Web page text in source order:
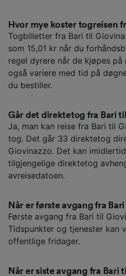
Hvor mye koster togreisen
Togbilletter fra Bari til
som 15,01 kr når du
regel dyrere når de kjøpes på
også variere med tid på
du bestiller.
Går det direktetog fra Bari
Ja, man kan reise fra Bari til
tog. Det går 33 direktetog
Giovinazzo. Det kan
tilgjengelige direktetog
avreisedatoen.
Når er første avgang fra
Første avgang fra Bari til
Tidspunkter og tjenester kan
offentlige fridager.
Når er siste avgang fra Bari